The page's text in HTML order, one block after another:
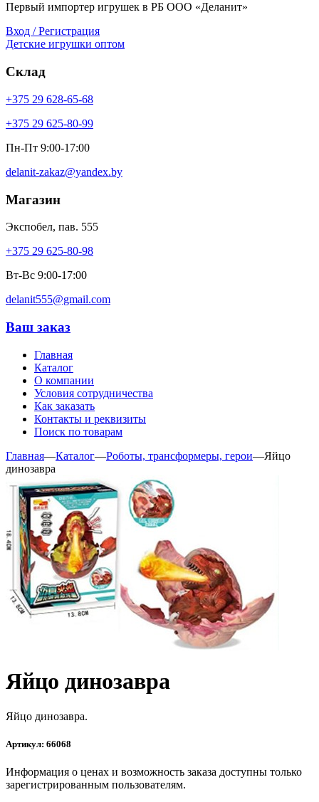
Первый импортер игрушек в РБ ООО «Деланит»
Вход / Регистрация
Детские игрушки оптом
Склад
+375 29 628-65-68
+375 29 625-80-99
Пн-Пт 9:00-17:00
delanit-zakaz@yandex.by
Магазин
Экспобел, пав. 555
+375 29 625-80-98
Вт-Вс 9:00-17:00
delanit555@gmail.com
Ваш заказ
Главная
Каталог
О компании
Условия сотрудничества
Как заказать
Контакты и реквизиты
Поиск по товарам
Главная—Каталог—Роботы, трансформеры, герои—Яйцо
динозавра
Яйцо динозавра
Яйцо динозавра.
Артикул: 66068
Информация о ценах и возможность заказа доступны только
зарегистрированным пользователям.